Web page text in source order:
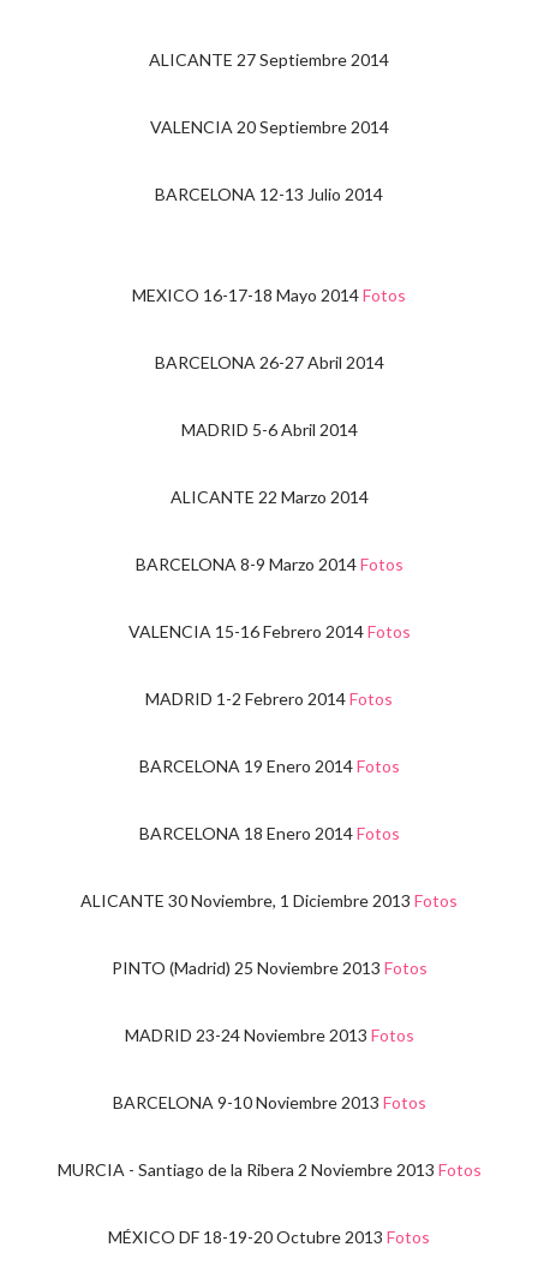
ALICANTE 27 Septiembre 2014
VALENCIA 20 Septiembre 2014
BARCELONA 12-13 Julio 2014
MEXICO 16-17-18 Mayo 2014Fotos
BARCELONA 26-27 Abril 2014
MADRID 5-6 Abril 2014
ALICANTE 22 Marzo 2014
BARCELONA 8-9 Marzo 2014Fotos
VALENCIA 15-16 Febrero 2014Fotos
MADRID 1-2 Febrero 2014Fotos
BARCELONA 19 Enero 2014Fotos
BARCELONA 18 Enero 2014Fotos
ALICANTE 30 Noviembre, 1 Diciembre 2013 Fotos
PINTO (Madrid) 25 Noviembre 2013 Fotos
MADRID 23-24 Noviembre 2013 Fotos
BARCELONA 9-10 Noviembre 2013 Fotos
MURCIA - Santiago de la Ribera 2 Noviembre 2013 Fotos
MÉXICO DF 18-19-20 Octubre 2013 Fotos